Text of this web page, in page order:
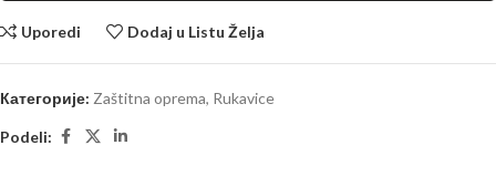
Uporedi Dodaj u Listu Želja
Категорије: Zaštitna oprema, Rukavice
Podeli: